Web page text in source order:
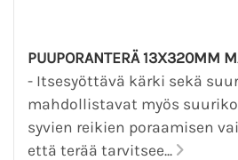
PUUPORANTERÄ 13X320MM
- Itsesyöttävä kärki sekä
mahdollistavat myös
syvien reikien poraamisen
että terää tarvitsee...